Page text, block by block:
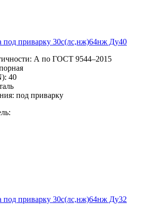
под приварку 30с(лс,нж)64нж Ду40
А по ГОСТ 9544–2015
40
под приварку
под приварку 30с(лс,нж)64нж Ду32